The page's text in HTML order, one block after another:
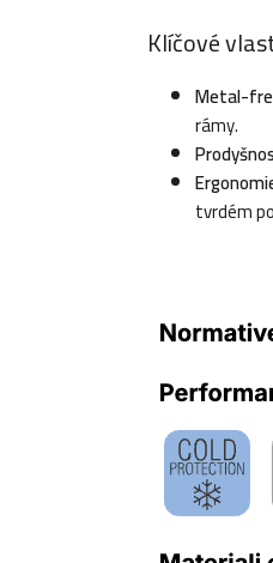
Klíčové
Metal-
rámy.
tvrdém